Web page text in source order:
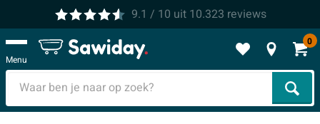
9.1 / 10 uit 10.323 reviews
Menu
0